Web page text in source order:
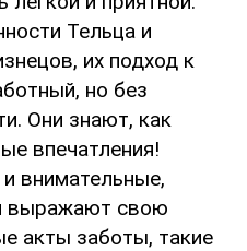
Тельца и
их подход к
но без
Они знают, как
впечатления!
внимательные,
выражают свою
акты заботы, такие